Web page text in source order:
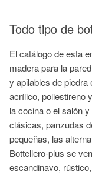
Todo tipo de
El catálogo de esta
madera para la
y apilables de
acrílico, poliestireno
la cocina o el salón
clásicas, panzudas
pequeñas, las
Bottellero-plus se
escandinavo,